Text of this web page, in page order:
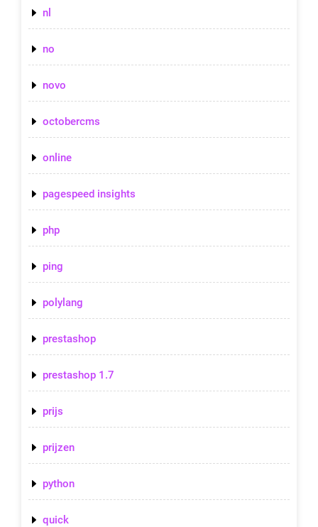
nl
no
novo
octobercms
online
pagespeed insights
php
ping
polylang
prestashop
prestashop 1.7
prijs
prijzen
python
quick